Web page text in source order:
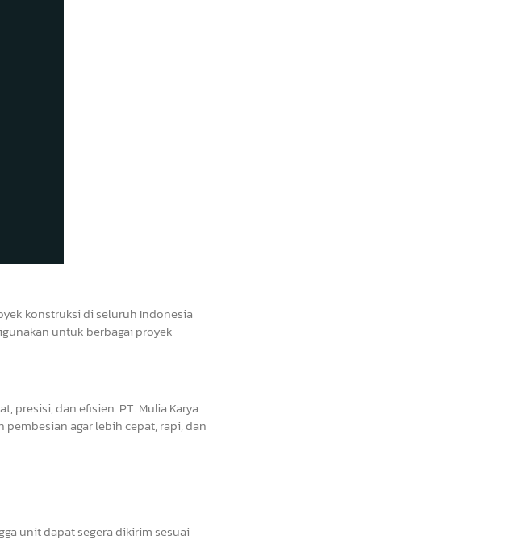
konstruksi di seluruh Indonesia
untuk berbagai proyek
presisi, dan efisien. PT. Mulia Karya
agar lebih cepat, rapi, dan
unit dapat segera dikirim sesuai